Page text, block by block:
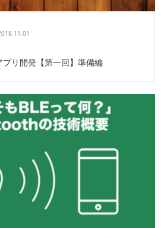
リ開発【第一回】準備編